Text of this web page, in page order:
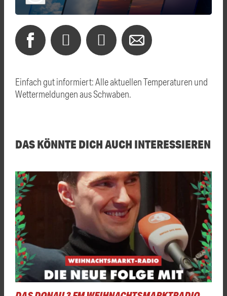
Einfach gut informiert: Alle aktuellen Temperaturen und
Wettermeldungen aus Schwaben.
DAS KÖNNTE DICH AUCH INTERESSIEREN